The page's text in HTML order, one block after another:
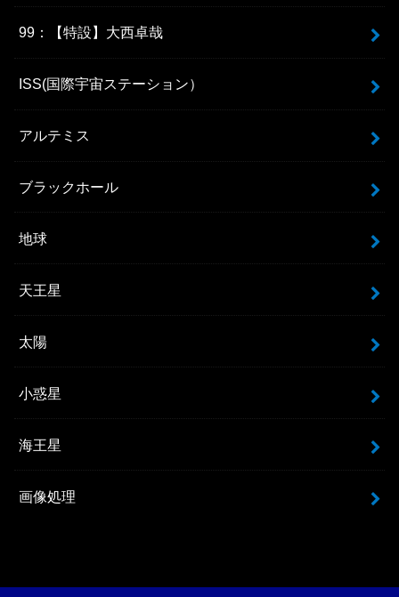
99：【特設】大西卓哉
ISS(国際宇宙ステーション）
アルテミス
ブラックホール
地球
天王星
太陽
小惑星
海王星
画像処理